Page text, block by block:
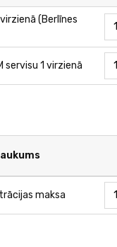
(Berlīnes
servisu 1 virzienā
maksa